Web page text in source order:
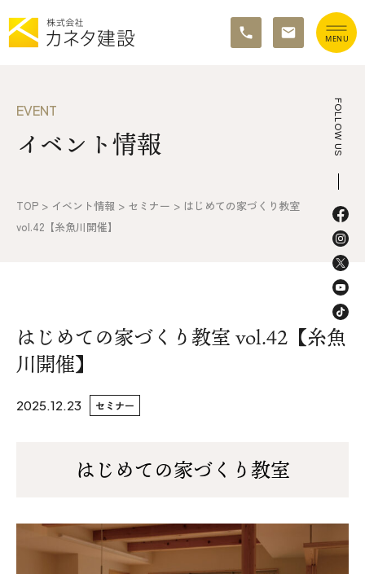
イベント情報
施工の流れ&アフターサポート
不動産情報
WoodStrucX™（ウッドストラクス™）
ISSH糸魚川住宅認定基準
会社案内
FOLLOW US
EVENT
イベント情報
TOP > イベント情報 > セミナー > はじめての家づくり教室
vol.42【糸魚川開催】
はじめての家づくり教室 vol.42【糸魚
川開催】
2025.12.23 セミナー
はじめての家づくり教室